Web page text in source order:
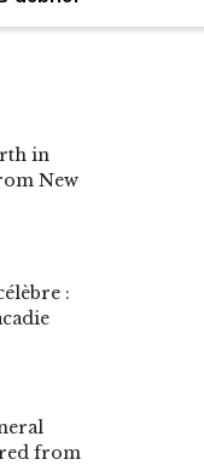
in
New
:
from